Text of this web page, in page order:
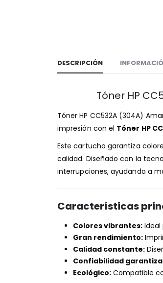
DESCRIPCIÓN
Tóner HP
Tóner HP CC532A (304A)
impresión con el Tóner HP
Este cartucho garantiza
calidad. Diseñado con la
interrupciones, ayudando a
Características
Colores vibrantes:
Gran rendimiento:
Calidad constante:
Confiabilidad
Ecológico: Compatible